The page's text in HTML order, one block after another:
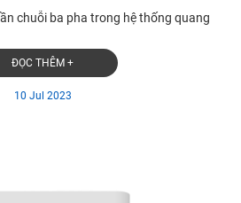
chuỗi ba pha trong hệ thống quang
ĐỌC THÊM +
10 Jul 2023